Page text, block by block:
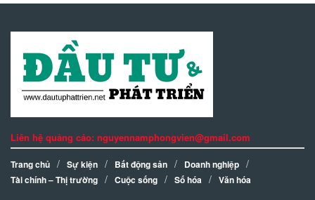
Liên hệ quảng cáo: nguyennamphongvien@gmail.com
Trang chủ Sự kiện Bất động sản
Doanh nghiệp
Tài chính – Thị trường
Cuộc sống Số hóa Văn hóa